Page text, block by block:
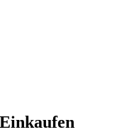
Einkaufen